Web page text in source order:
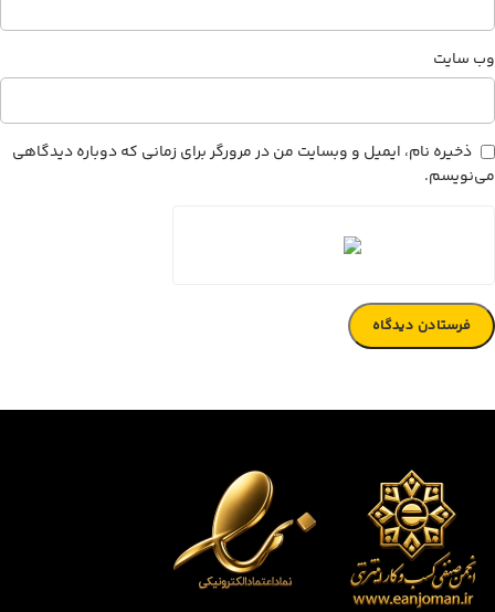
وب‌ سایت
ذخیره نام، ایمیل و وبسایت من در مرورگر برای زمانی که دوباره دیدگاهی
می‌نویسم.